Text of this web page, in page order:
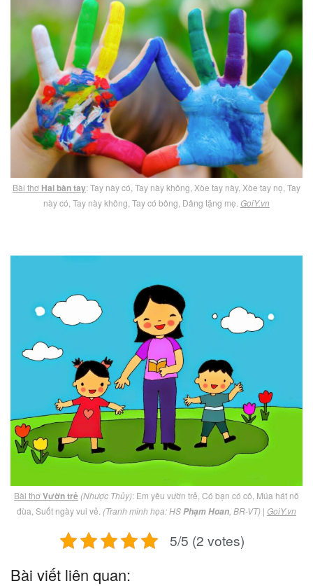
Bài thơ Hai bàn tay: Tay này có, Tay này không, Xòe tay này, Xòe tay nọ, Tay
này có, Tay này không, Tay có bông, Dâng tặng mẹ. GoiY.vn
Bài thơVườn trẻ (Nhược Thủy): Em yêu vườn trẻ, Có bạn có cô, Múa hát nô
đùa, Suốt ngày vui vẻ. (Tranh minh họa: HSPhạm Hoan , BR-VT) | GoiY.vn
5/5 (2 votes)
Bài viết liên quan: